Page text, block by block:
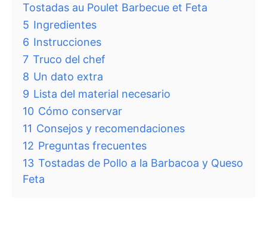
Tostadas au Poulet Barbecue et Feta
5 Ingredientes
6 Instrucciones
7 Truco del chef
8 Un dato extra
9 Lista del material necesario
10 Cómo conservar
11 Consejos y recomendaciones
12 Preguntas frecuentes
13 Tostadas de Pollo a la Barbacoa y Queso
Feta